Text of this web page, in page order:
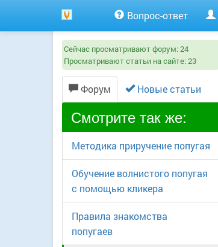
Вопрос-ответ
Сейчас просматривают форум:24
Просматривают статьи на сайте:23
Форум Новые статьи
Смотрите так же:
Методика приручение попугая
Обучение волнистого попугая
с помощью кликера
Правила знакомства
попугаев